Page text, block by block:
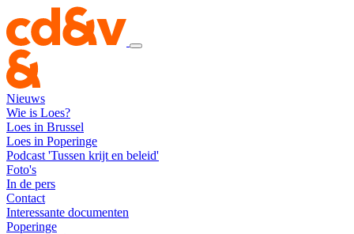
Nieuws
Wie is Loes?
Loes in Brussel
Loes in Poperinge
Podcast 'Tussen krijt en beleid'
Foto's
In de pers
Contact
Interessante documenten
Poperinge